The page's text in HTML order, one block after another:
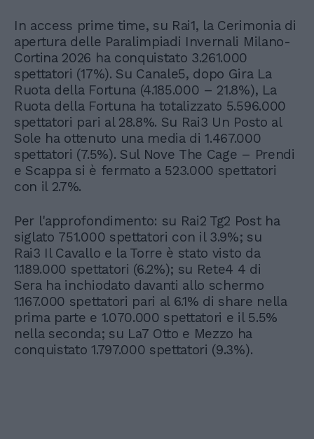
In access prime time, su Rai1, la Cerimonia di
apertura delle Paralimpiadi Invernali Milano-
Cortina 2026 ha conquistato 3.261.000
spettatori (17%). Su Canale5, dopo Gira La
Ruota della Fortuna (4.185.000 – 21.8%), La
Ruota della Fortuna ha totalizzato 5.596.000
spettatori pari al 28.8%. Su Rai3 Un Posto al
Sole ha ottenuto una media di 1.467.000
spettatori (7.5%). Sul Nove The Cage – Prendi
e Scappa si è fermato a 523.000 spettatori
con il 2.7%.
Per l'approfondimento: su Rai2 Tg2 Post ha
siglato 751.000 spettatori con il 3.9%; su
Rai3 Il Cavallo e la Torre è stato visto da
1.189.000 spettatori (6.2%); su Rete4 4 di
Sera ha inchiodato davanti allo schermo
1.167.000 spettatori pari al 6.1% di share nella
prima parte e 1.070.000 spettatori e il 5.5%
nella seconda; su La7 Otto e Mezzo ha
conquistato 1.797.000 spettatori (9.3%).